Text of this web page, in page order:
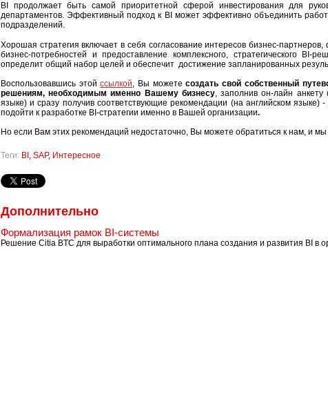
BI продолжает быть самой приоритетной сферой инвестирования для
департаментов. Эффективный подход к BI может эффективно объединить
подразделений.
Хорошая стратегия включает в себя согласование интересов бизнес-
бизнес-потребностей и предоставление комплексного, стратегического BI-
определит общий набор целей и обеспечит достижение запланированных
Воспользовавшись этойссылкой, Вы можетесоздать свой собственный
решениям, необходимым именно Вашему бизнесу, заполнив он-лайн анкету
языке) и сразу получив соответствующие рекомендации (на английском языке)
подойти к разработке BI-стратегии именно в Вашей организации.
Но если Вам этих рекомендаций недостаточно, Вы можете обратиться к нам, и
Теги: BI , SAP, Интересное
Дополнительно
Формализация рамок BI-системы
Решение Citia BTC для выработки оптимального плана создания и развития BI в